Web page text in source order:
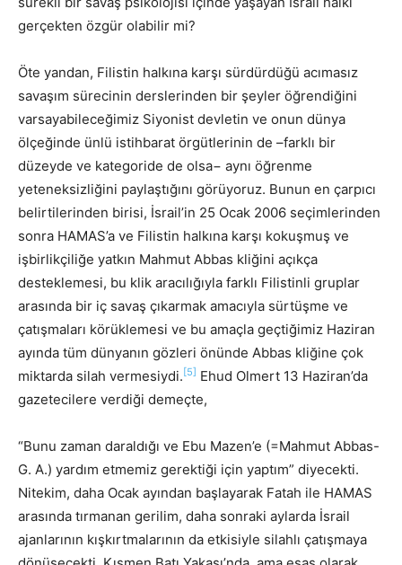
gerçekten özgür olabilir mi?
Öte yandan, Filistin halkına karşı sürdürdüğü acımasız
savaşım sürecinin derslerinden bir şeyler öğrendiğini
varsayabileceğimiz Siyonist devletin ve onun dünya
ölçeğinde ünlü istihbarat örgütlerinin de –farklı bir
düzeyde ve kategoride de olsa− aynı öğrenme
yeteneksizliğini paylaştığını görüyoruz. Bunun en çarpıcı
belirtilerinden birisi, İsrail’in 25 Ocak 2006 seçimlerinden
sonra HAMAS’a ve Filistin halkına karşı kokuşmuş ve
işbirlikçiliğe yatkın Mahmut Abbas kliğini açıkça
desteklemesi, bu klik aracılığıyla farklı Filistinli gruplar
arasında bir iç savaş çıkarmak amacıyla sürtüşme ve
çatışmaları körüklemesi ve bu amaçla geçtiğimiz Haziran
ayında tüm dünyanın gözleri önünde Abbas kliğine çok
miktarda silah vermesiydi. [5] Ehud Olmert 13 Haziran’da
gazetecilere verdiği demeçte,
“Bunu zaman daraldığı ve Ebu Mazen’e (=Mahmut Abbas-
G. A.) yardım etmemiz gerektiği için yaptım” diyecekti.
Nitekim, daha Ocak ayından başlayarak Fatah ile HAMAS
arasında tırmanan gerilim, daha sonraki aylarda İsrail
ajanlarının kışkırtmalarının da etkisiyle silahlı çatışmaya